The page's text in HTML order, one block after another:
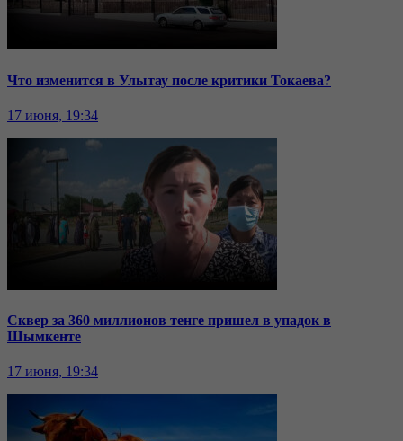
Что изменится в Улытау после критики Токаева?
17 июня, 19:34
Сквер за 360 миллионов тенге пришел в упадок в
Шымкенте
17 июня, 19:34